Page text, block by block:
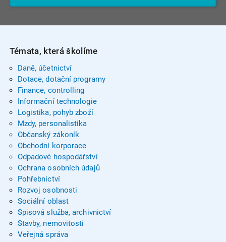
Témata, která školíme
Daně, účetnictví
Dotace, dotační programy
Finance, controlling
Informační technologie
Logistika, pohyb zboží
Mzdy, personalistika
Občanský zákoník
Obchodní korporace
Odpadové hospodářství
Ochrana osobních údajů
Pohřebnictví
Rozvoj osobnosti
Sociální oblast
Spisová služba, archivnictví
Stavby, nemovitosti
Veřejná správa